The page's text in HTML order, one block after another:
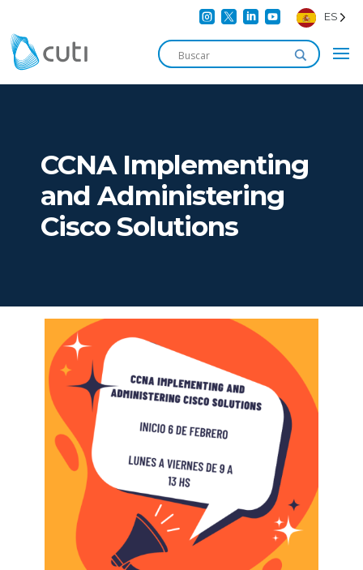
    ES
CCNA Implementing
and Administering
Cisco Solutions